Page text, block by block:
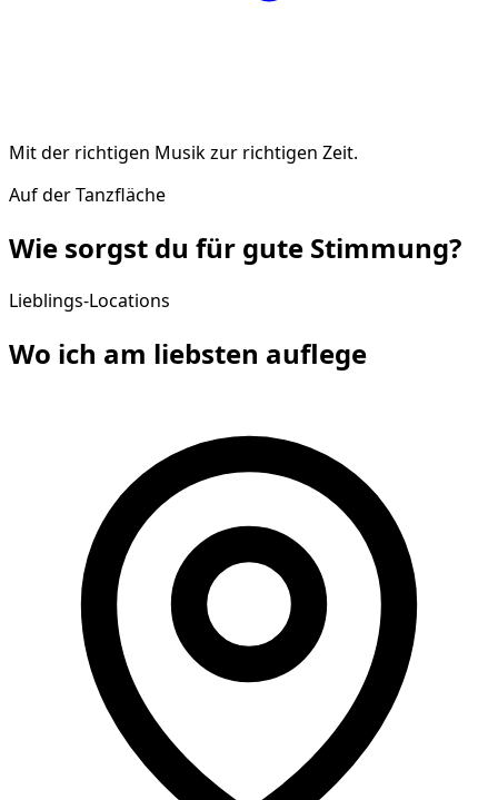
Mit der richtigen Musik zur richtigen Zeit.
Auf der Tanzfläche
Wie sorgst du für gute Stimmung?
Lieblings-Locations
Wo ich am liebsten auflege